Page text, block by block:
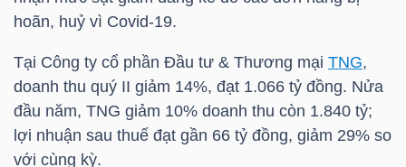
hoãn, huỷ vì Covid-19.
Tại Công ty cổ phần Đầu tư & Thương mại TNG,
doanh thu quý II giảm 14%, đạt 1.066 tỷ đồng. Nửa
đầu năm, TNG giảm 10% doanh thu còn 1.840 tỷ;
lợi nhuận sau thuế đạt gần 66 tỷ đồng, giảm 29% so
với cùng kỳ.
ĐỘNG
TÀI
CHÍNH